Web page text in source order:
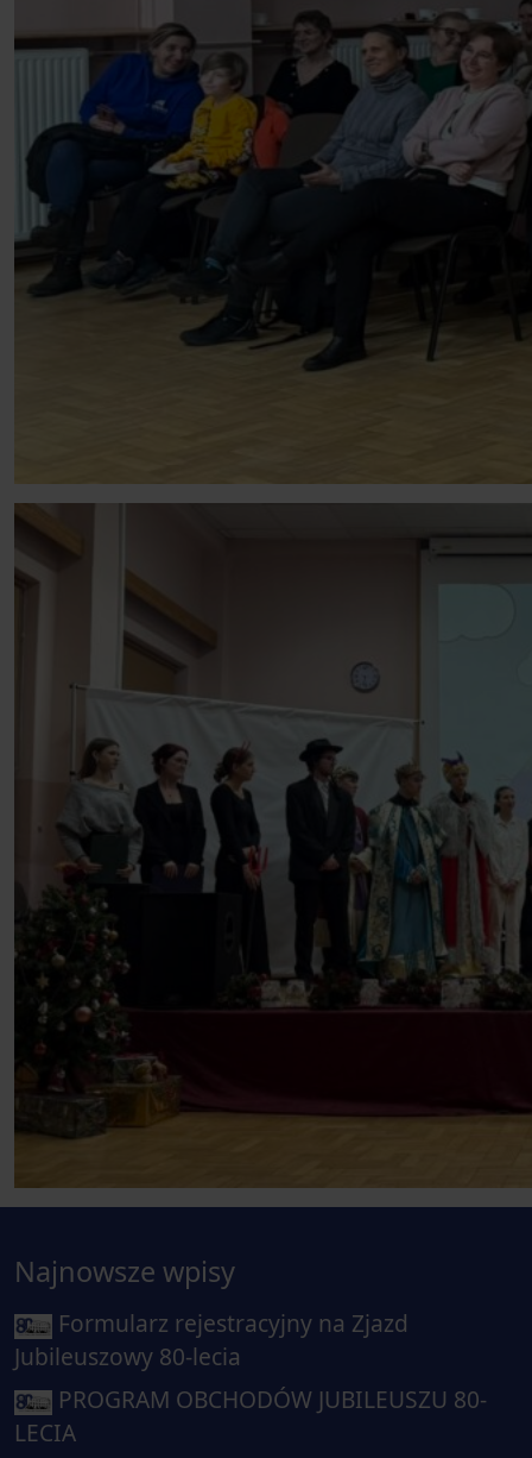
Najnowsze wpisy
Formularz rejestracyjny na Zjazd
Jubileuszowy 80-lecia
PROGRAM OBCHODÓW JUBILEUSZU 80-
LECIA